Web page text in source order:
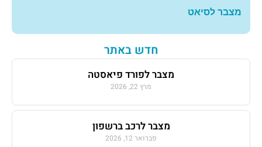
מצבר לסיאט
חדש באתר
מצבר לפורד פיאסטה
מרץ 22, 2026
מצבר לרכב ברשפון
פברואר 12, 2026